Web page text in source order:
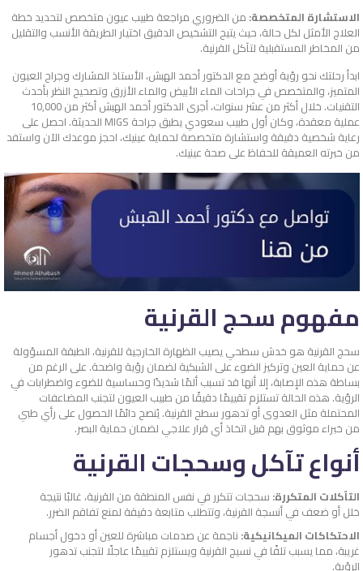
الاستشارة المتخصصة: من الضروري مراجعة طبيب عيون متخصص لتحديد خطة
العلاج الأمثل لكل حالة، حيث يتيح التشخيص الدقيق اختيار الطريقة الأنسب والتقليل
من المخاطر المستقبلية لتآكل القرنية.
ابدأ رحلتك نحو رؤية أوضح مع الدكتور أحمد الهبش، الأستاذ المشارك وجراح العيون
المتميز، والمتخصص في جراحات الماء الأبيض والماء الأزرق وتصحيح النظر بأحدث
التقنيات. خلال أكثر من عشر سنوات، أجرى الدكتور أحمد الهبش أكثر من 10,000
عملية معقدة، وكان أول طبيب سعودي يطبق جراحة MIGS الحديثة. احصل على
رعاية شخصية دقيقة واستشارة متخصصة لحماية عينيك، احجز موعدك الآن واستفد
من خبرته العميقة للحفاظ على صحة عينيك.
مفهوم سحج القرنية
سحج القرنية هو خدش سطحي يصيب الظهارة الخارجية للقرنية، الطبقة المسؤولة
عن حماية العين وتركيز الضوء على الشبكية لضمان رؤية واضحة. على الرغم من
بساطة هذه الإصابة، إلا أنها قد تسبب ألمًا شديدًا وحساسية للضوء واضطرابات في
الرؤية. هذه الحالة تستلزم تقييمًا دقيقًا من طبيب العيون لتجنب المضاعفات
المحتملة مثل العدوى أو تدهور سطح القرنية. يُنصح دائمًا الحصول على رأي طبي
من خبراء موثوق بهم قبل اتخاذ أي قرار علاجي لضمان حماية البصر.
أنواع تآكل وسحجات القرنية
التآكلات المتكررة: سحجات تتكرر في نفس المنطقة من القرنية، غالبًا نتيجة
خلل أو ضعف في أنسجة القرنية، وتتطلب متابعة دقيقة لمنع تفاقم الضرر.
الاحتكاكات الميكانيكية: ناجمة عن صدمات مباشرة للعين أو دخول أجسام
غريبة، مما يسبب تلفًا في نسيج القرنية ويستلزم تقييمًا عاجلًا لتجنب تدهور
الرؤية.